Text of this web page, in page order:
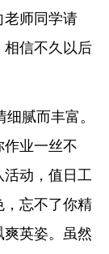
老师同学请
相信不久以后
腻而丰富。
作业一丝不
动，值日工
，忘不了你精
英姿。虽然